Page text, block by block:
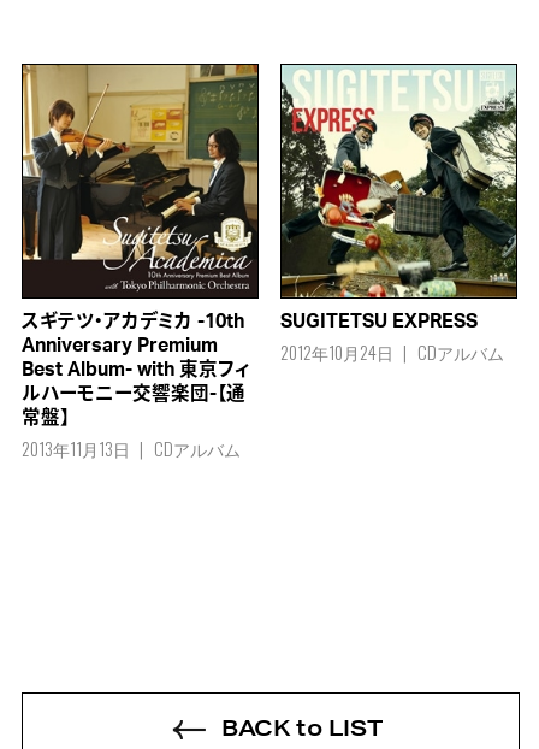
スギテツ・アカデミカ -10th
Anniversary Premium
Best Album- with 東京フィ
ルハーモニー交響楽団-【通
常盤】
2013年11月13日 CDアルバム
SUGITETSU EXPRESS
2012年10月24日 CDアルバム
BACK to LIST